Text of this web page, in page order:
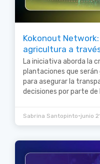
Kokonout
agricultura a
La iniciativa aborda la
plantaciones que
para asegurar la
decisiones por parte de
Sabrina Santopinto•junio